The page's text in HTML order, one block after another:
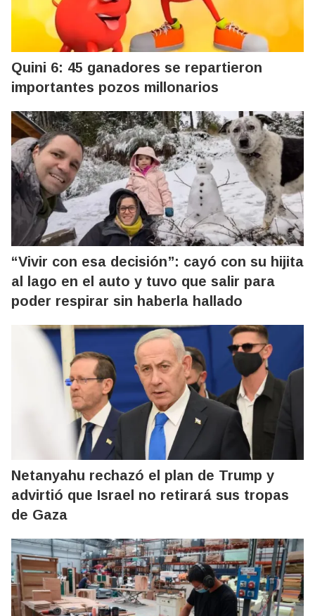
Quini 6: 45 ganadores se repartieron
importantes pozos millonarios
“Vivir con esa decisión”: cayó con su hijita
al lago en el auto y tuvo que salir para
poder respirar sin haberla hallado
Netanyahu rechazó el plan de Trump y
advirtió que Israel no retirará sus tropas
de Gaza